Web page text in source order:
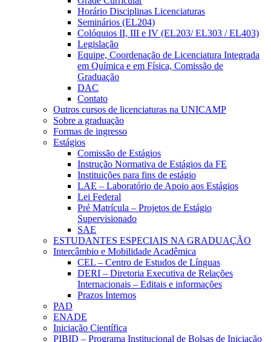
Horário Disciplinas Licenciaturas
Seminários (EL204)
Colóquios II, III e IV (EL203/ EL303 / EL403)
Legislação
Equipe, Coordenação de Licenciatura Integrada
em Química e em Física, Comissão de
Graduação
DAC
Contato
Outros cursos de licenciaturas na UNICAMP
Sobre a graduação
Formas de ingresso
Estágios
Comissão de Estágios
Instrução Normativa de Estágios da FE
Instituições para fins de estágio
LAE – Laboratório de Apoio aos Estágios
Lei Federal
Pré Matrícula – Projetos de Estágio
Supervisionado
SAE
ESTUDANTES ESPECIAIS NA GRADUAÇÃO
Intercâmbio e Mobilidade Acadêmica
CEL – Centro de Estudos de Línguas
DERI – Diretoria Executiva de Relações
Internacionais – Editais e informações
Prazos Internos
PAD
ENADE
Iniciação Científica
PIBID – Programa Institucional de Bolsas de Iniciação